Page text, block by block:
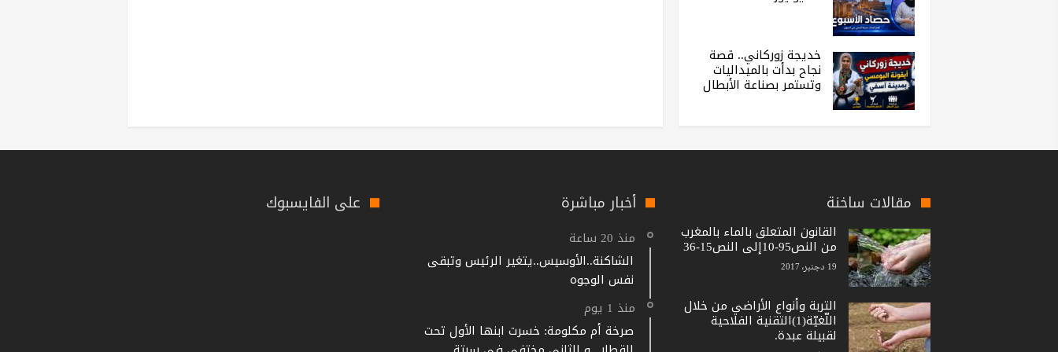
خديجة زوركاني.. قصة
نجاح بدأت بالميداليات
وتستمر بصناعة الأبطال
مقالات ساخنة
القانون المتعلق بالماء بالمغرب
من النص95-10إلى النص15-36
19 دجنبر، 2017
التربة وأنواع الأراضي من خلال
اللّغيّة(1)التقنية الفلاحية
لقبيلة عبدة.
أخبار مباشرة
منذ 20 ساعة
الشاكنة..الأوسيس..يتغير الرئيس وتبقى
نفس الوجوه
منذ 1 يوم
صرخة أم مكلومة: خسرت ابنها الأول تحت
على الفايسبوك